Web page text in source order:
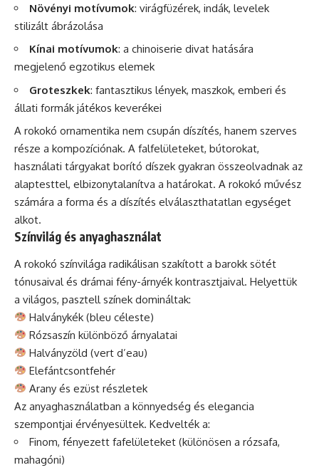
Növényi motívumok: virágfüzérek, indák, levelek
stilizált ábrázolása
Kínai motívumok: a chinoiserie divat hatására
megjelenő egzotikus elemek
Groteszkek: fantasztikus lények, maszkok, emberi és
állati formák játékos keverékei
A rokokó ornamentika nem csupán díszítés, hanem szerves
része a kompozíciónak. A falfelületeket, bútorokat,
használati tárgyakat borító díszek gyakran összeolvadnak az
alaptesttel, elbizonytalanítva a határokat. A rokokó művész
számára a forma és a díszítés elválaszthatatlan egységet
alkot.
Színvilág és anyaghasználat
A rokokó színvilága radikálisan szakított a barokk sötét
tónusaival és drámai fény-árnyék kontrasztjaival. Helyettük
a világos, pasztell színek domináltak:
Halványkék (bleu céleste)
Rózsaszín különböző árnyalatai
Halványzöld (vert d’eau)
Elefántcsontfehér
Arany és ezüst részletek
Az anyaghasználatban a könnyedség és elegancia
szempontjai érvényesültek. Kedvelték a:
Finom, fényezett fafelületeket (különösen a rózsafa,
mahagóni)